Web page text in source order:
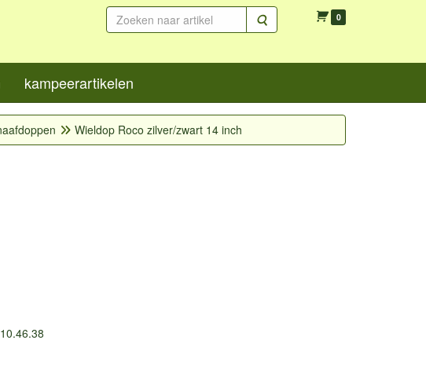
Zoeken 0
kampeerartikelen
Wieldop Roco zilver/zwart 14 inch